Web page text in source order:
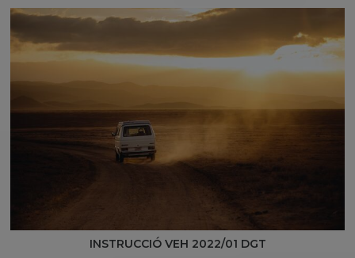
INSTRUCCIÓ VEH 2022/01 DGT